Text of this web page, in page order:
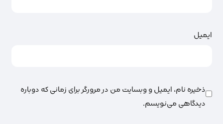
ایمیل
ذخیره نام، ایمیل و وبسایت من در مرورگر برای زمانی که دوباره
دیدگاهی می‌نویسم.